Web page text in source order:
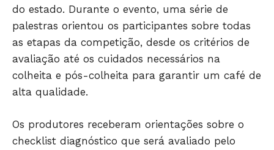
do estado. Durante o evento, uma série de
palestras orientou os participantes sobre todas
as etapas da competição, desde os critérios de
avaliação até os cuidados necessários na
colheita e pós-colheita para garantir um café de
alta qualidade.
Os produtores receberam orientações sobre o
checklist diagnóstico que será avaliado pelo